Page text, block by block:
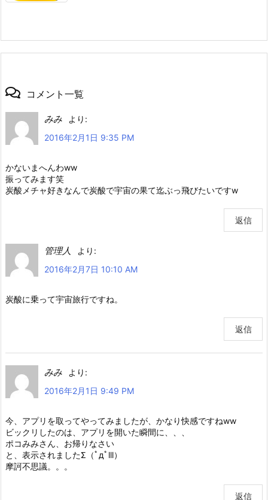
コメント一覧
みみ
より:
2016年2月1日 9:35 PM
かないまへんわww
振ってみます笑
炭酸メチャ好きなんで炭酸で宇宙の果て迄ぶっ飛びたいですw
返信
管理人
より:
2016年2月7日 10:10 AM
炭酸に乗って宇宙旅行ですね。
返信
みみ
より:
2016年2月1日 9:49 PM
今、アプリを取ってやってみましたが、かなり快感ですねww
ビックリしたのは、アプリを開いた瞬間に、、、
ポコみみさん、お帰りなさい
と、表示されましたΣ（ﾟдﾟlll）
摩訶不思議。。。
返信